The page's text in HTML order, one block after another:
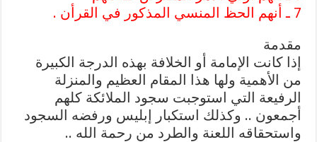
7 ـ أنهم الحظ المنسي المذكور في القرأن .
مقدمة
إذا كانت الإمامة أو الخلافة بهذه الدرجة الكبيرة
من الأهمية ولها هذا المقام العظيم والمنزلة
الرفيعة التي استوجبت سجود الملائكة كلهم
أجمعون .. وكذلك استكبار إبليس ورفضه السجود
واستحقاقه اللعنة والطرد من رحمة الله ..